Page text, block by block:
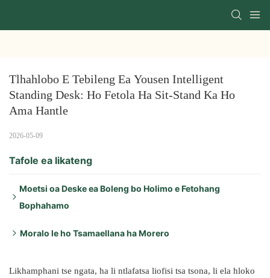
Tlhahlobo E Tebileng Ea Yousen Intelligent
Standing Desk: Ho Fetola Ha Sit-Stand Ka Ho
Ama Hantle
2026-05-09
Tafole ea likateng
Moetsi oa Deske ea Boleng bo Holimo e Fetohang
Bophahamo
sebelisoang haholo morerong oa Yousen:
Moralo le ho Tsamaellana ha Morero
Likhamphani tse ngata, ha li ntlafatsa liofisi tsa tsona, li ela hloko